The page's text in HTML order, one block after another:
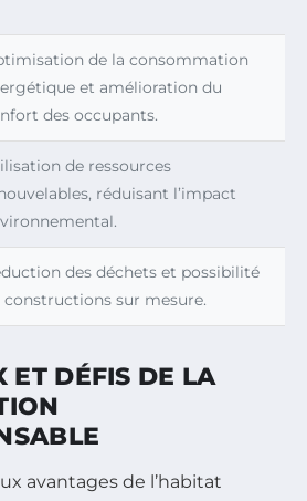
de la consommation
et amélioration du
des occupants.
de ressources
réduisant l’impact
des déchets et possibilité
constructions sur mesure.
ET DÉFIS DE LA
avantages de l’habitat